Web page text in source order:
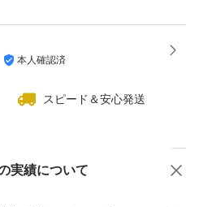
本人確認済
スピード＆安心発送
実績について商品への質問